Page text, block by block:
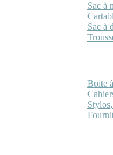
Sac à
Sac à
Boite